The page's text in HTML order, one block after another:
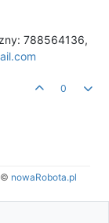
788564136,
0
© nowaRobota.pl